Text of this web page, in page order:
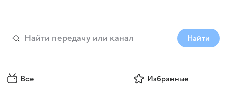
Найти
Все Избранные